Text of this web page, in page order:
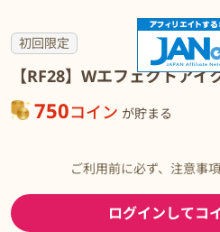
初回限定
【RF28】Wエフェクトアイ
750コイン が貯まる
ご利用前に必ず、注意事
ログインしてコ